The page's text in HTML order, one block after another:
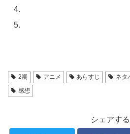
2期 アニメ あらすじ ネタ
感想
シェアする